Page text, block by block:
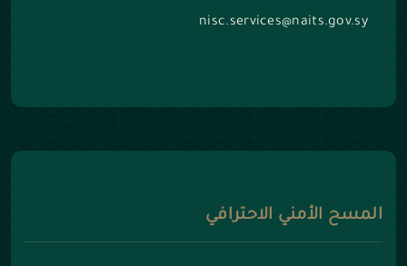
nisc.services@naits.gov.sy
المسح الأمني الاحترافي